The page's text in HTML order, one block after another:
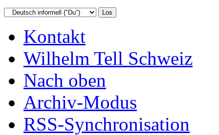
Kontakt
Wilhelm Tell Schweiz
Nach oben
Archiv-Modus
RSS-Synchronisation